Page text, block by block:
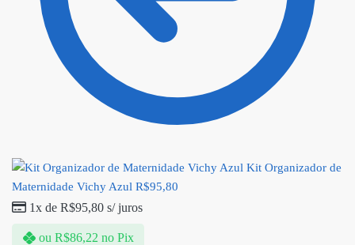
Kit Organizador de
Maternidade Vichy Azul R$95,80
ou R$86,22 no Pix
1x de R$95,80 s/ juros